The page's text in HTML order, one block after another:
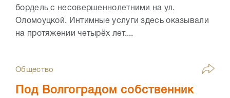
бордель с несовершеннолетними на ул.
Оломоуцкой. Интимные услуги здесь оказывали
на протяжении четырёх лет....
Общество
Под Волгоградом собственник